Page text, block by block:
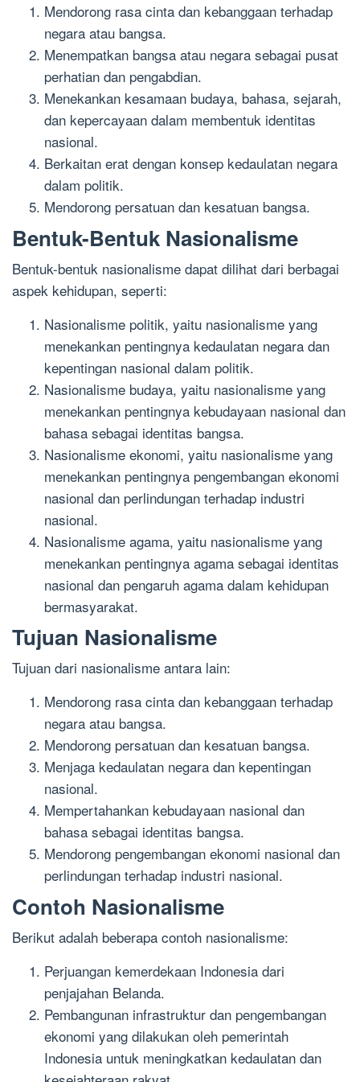
Mendorong rasa cinta dan kebanggaan terhadap
negara atau bangsa.
Menempatkan bangsa atau negara sebagai pusat
perhatian dan pengabdian.
Menekankan kesamaan budaya, bahasa, sejarah,
dan kepercayaan dalam membentuk identitas
nasional.
Berkaitan erat dengan konsep kedaulatan negara
dalam politik.
Mendorong persatuan dan kesatuan bangsa.
Bentuk-Bentuk Nasionalisme
Bentuk-bentuk nasionalisme dapat dilihat dari berbagai
aspek kehidupan, seperti:
Nasionalisme politik, yaitu nasionalisme yang
menekankan pentingnya kedaulatan negara dan
kepentingan nasional dalam politik.
Nasionalisme budaya, yaitu nasionalisme yang
menekankan pentingnya kebudayaan nasional dan
bahasa sebagai identitas bangsa.
Nasionalisme ekonomi, yaitu nasionalisme yang
menekankan pentingnya pengembangan ekonomi
nasional dan perlindungan terhadap industri
nasional.
Nasionalisme agama, yaitu nasionalisme yang
menekankan pentingnya agama sebagai identitas
nasional dan pengaruh agama dalam kehidupan
bermasyarakat.
Tujuan Nasionalisme
Tujuan dari nasionalisme antara lain:
Mendorong rasa cinta dan kebanggaan terhadap
negara atau bangsa.
Mendorong persatuan dan kesatuan bangsa.
Menjaga kedaulatan negara dan kepentingan
nasional.
Mempertahankan kebudayaan nasional dan
bahasa sebagai identitas bangsa.
Mendorong pengembangan ekonomi nasional dan
perlindungan terhadap industri nasional.
Contoh Nasionalisme
Berikut adalah beberapa contoh nasionalisme:
Perjuangan kemerdekaan Indonesia dari
penjajahan Belanda.
Pembangunan infrastruktur dan pengembangan
ekonomi yang dilakukan oleh pemerintah
Indonesia untuk meningkatkan kedaulatan dan